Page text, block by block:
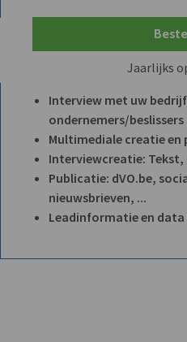
Jaarlijks
Interview met uw
ondernemers/beslissers
Multimediale creatie en
Interviewcreatie:
Publicatie: dVO.be,
nieuwsbrieven, ...
Leadinformatie en data